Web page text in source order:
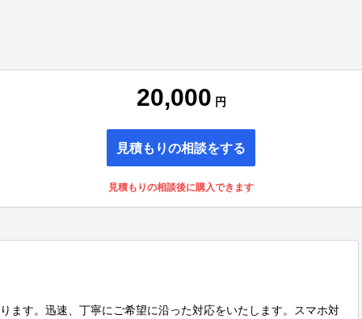
20,000 円
見積もりの相談をする
見積もりの相談後に購入できます
ます。迅速、丁寧にご希望に沿った対応をいたします。スマホ対